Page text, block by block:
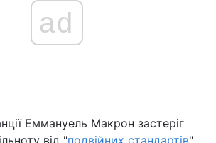
ad
Еммануель Макрон застеріг
від "подвійних стандартів"